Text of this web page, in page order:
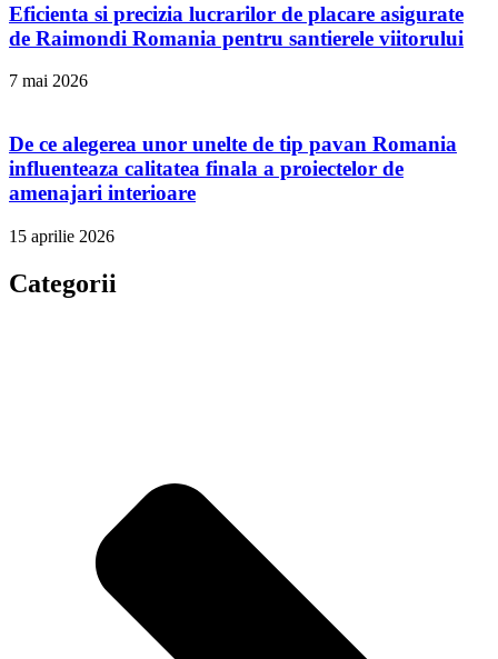
Eficienta si precizia lucrarilor de placare asigurate
de Raimondi Romania pentru santierele viitorului
7 mai 2026
De ce alegerea unor unelte de tip pavan Romania
influenteaza calitatea finala a proiectelor de
amenajari interioare
15 aprilie 2026
Categorii